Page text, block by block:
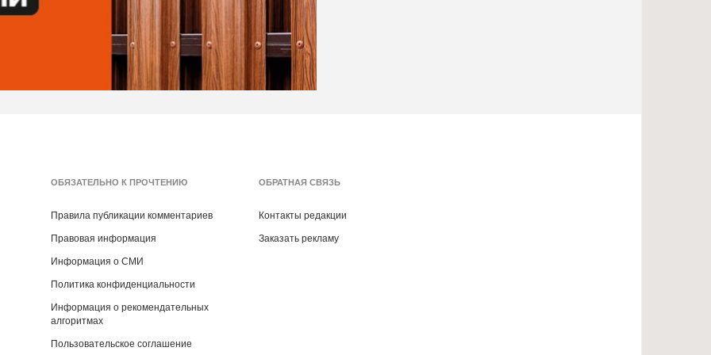
ОБЯЗАТЕЛЬНО К ПРОЧТЕНИЮ
Правила публикации комментариев
Правовая информация
Информация о СМИ
Политика конфиденциальности
Информация о рекомендательных
алгоритмах
Пользовательское соглашение
ОБРАТНАЯ СВЯЗЬ
Контакты редакции
Заказать рекламу